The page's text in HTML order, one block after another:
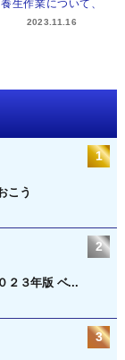
養生作業について、
2023.11.16
こう
２３年版 ベ...